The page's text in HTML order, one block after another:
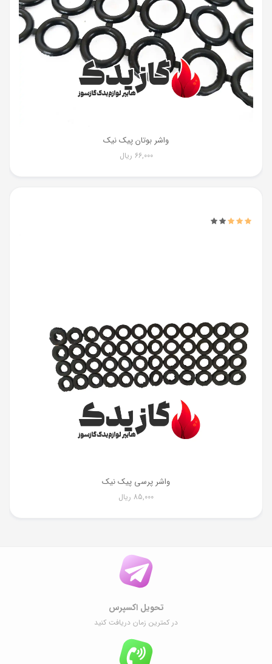
واشر بوتان پیک نیک
66,000 ریال
واشر پرسی پیک نیک
85,000 ریال
تحویل اکسپرس
در کمترین زمان دریافت کنید